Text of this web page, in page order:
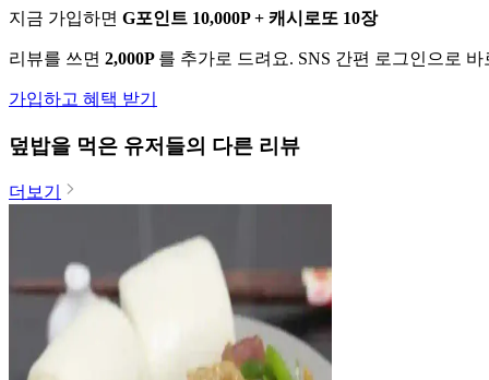
지금 가입하면 G포인트 10,000P + 캐시로또 10장
리뷰를 쓰면 2,000P 를 추가로 드려요. SNS 간편 로그인으로
가입하고 혜택 받기
덮밥을 먹은 유저들의 다른 리뷰
더보기